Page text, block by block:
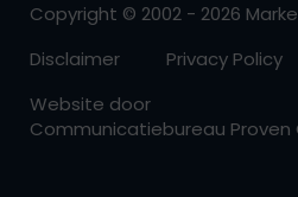
Copyright © 2002 - 2026
Disclaimer
Privacy Policy
Website door
Communicatiebureau